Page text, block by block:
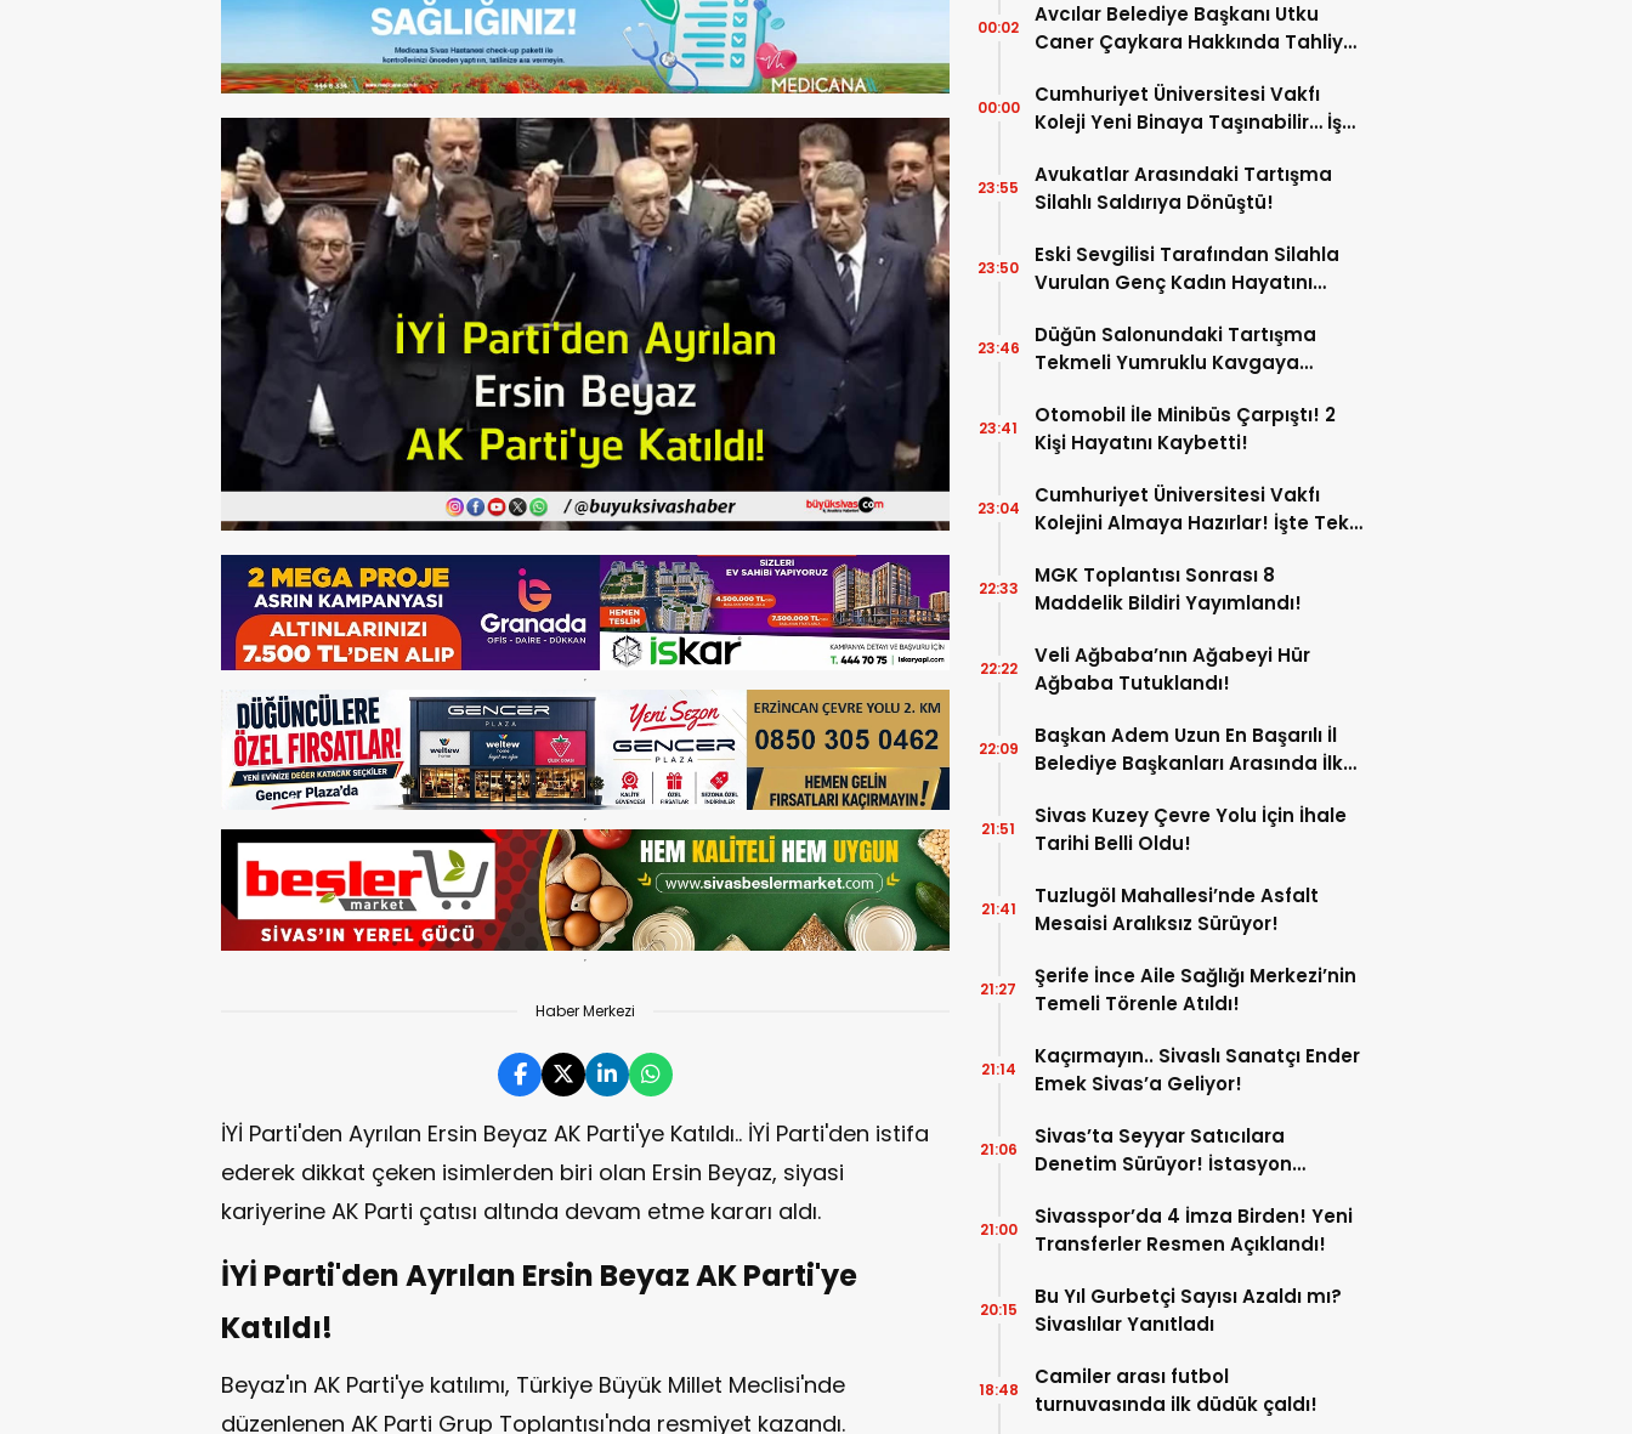
Haber Merkezi
İYİ Parti'den Ayrılan Ersin Beyaz AK Parti'ye Katıldı.. İYİ Parti'den istifa
ederek dikkat çeken isimlerden biri olan Ersin Beyaz, siyasi
kariyerine AK Parti çatısı altında devam etme kararı aldı.
İYİ Parti'den Ayrılan Ersin Beyaz AK Parti'ye
Katıldı!
Beyaz'ın AK Parti'ye katılımı, Türkiye Büyük Millet Meclisi'nde
düzenlenen AK Parti Grup Toplantısı'nda resmiyet kazandı.
Avcılar Belediye Başkanı Utku
Caner Çaykara Hakkında Tahliye
00:02
Cumhuriyet Üniversitesi Vakfı
Koleji Yeni Binaya Taşınabilir… İşte
00:00
Avukatlar Arasındaki Tartışma
Silahlı Saldırıya Dönüştü!
23:55
Eski Sevgilisi Tarafından Silahla
Vurulan Genç Kadın Hayatını
23:50
Düğün Salonundaki Tartışma
Tekmeli Yumruklu Kavgaya
23:46
Otomobil İle Minibüs Çarpıştı! 2
Kişi Hayatını Kaybetti!
23:41
Cumhuriyet Üniversitesi Vakfı
Kolejini Almaya Hazırlar! İşte Tek
23:04
MGK Toplantısı Sonrası 8
Maddelik Bildiri Yayımlandı!
22:33
Veli Ağbaba’nın Ağabeyi Hür
Ağbaba Tutuklandı!
22:22
Başkan Adem Uzun En Başarılı İl
Belediye Başkanları Arasında İlk
22:09
Sivas Kuzey Çevre Yolu İçin İhale
Tarihi Belli Oldu!
21:51
Tuzlugöl Mahallesi’nde Asfalt
Mesaisi Aralıksız Sürüyor!
21:41
Şerife İnce Aile Sağlığı Merkezi’nin
Temeli Törenle Atıldı!
21:27
Kaçırmayın.. Sivaslı Sanatçı Ender
Emek Sivas’a Geliyor!
21:14
Sivas’ta Seyyar Satıcılara
Denetim Sürüyor! İstasyon
21:06
Sivasspor’da 4 İmza Birden! Yeni
Transferler Resmen Açıklandı!
21:00
Bu Yıl Gurbetçi Sayısı Azaldı mı?
Sivaslılar Yanıtladı
20:15
Camiler arası futbol
turnuvasında ilk düdük çaldı!
18:48